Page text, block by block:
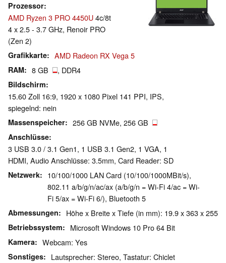
Prozessor
AMD Ryzen 3 PRO 4450U4c/8t
4 x 2.5 - 3.7 GHz, Renoir PRO
(Zen 2)
Grafikkarte AMD Radeon RX Vega 5
RAM 8 GB , DDR4
Bildschirm
15.60 Zoll 16:9, 1920 x 1080 Pixel 141 PPI, IPS,
spiegelnd: nein
Massenspeicher 256 GB NVMe, 256 GB
Anschlüsse
3 USB 3.0 / 3.1 Gen1, 1 USB 3.1 Gen2, 1 VGA, 1
HDMI, Audio Anschlüsse: 3.5mm, Card Reader: SD
Netzwerk
10/100/1000 LAN Card (10/100/1000MBit/s),
802.11 a/b/g/n/ac/ax (a/b/g/n = Wi-Fi 4/ac = Wi-
Fi 5/ax = Wi-Fi 6/), Bluetooth 5
Abmessungen Höhe x Breite x Tiefe (in mm): 19.9 x 363 x 255
Betriebssystem Microsoft Windows 10 Pro 64 Bit
Kamera Webcam: Yes
Sonstiges Lautsprecher: Stereo, Tastatur: Chiclet